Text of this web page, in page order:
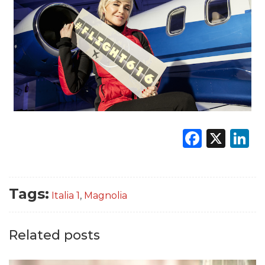
X
Tags: Italia 1, Magnolia
Related posts